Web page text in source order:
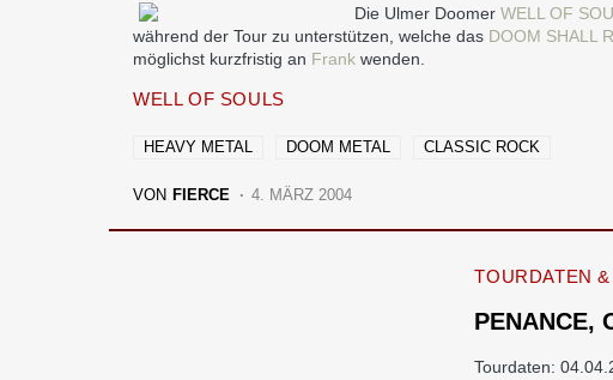
Die Ulmer Doomer WELL OF
während der Tour zu unterstützen, welche das DOOM SHALL
möglichst kurzfristig an Frank wenden.
WELL OF SOULS
HEAVY METAL DOOM METAL CLASSIC ROCK
VON FIERCE 4. MÄRZ 2004
TOURDATEN
PENANCE,
Tourdaten: